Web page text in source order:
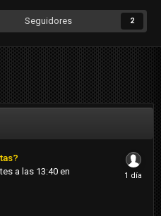
Seguidores 2
a las 13:40 en